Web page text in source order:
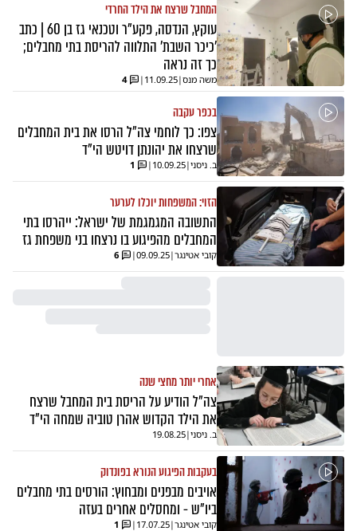
המחבל שרצח את הילד החרדי
עוקץ, הנדסה, פקע"ר וטכנאי גז בן 60 | כתב
'כיכר השבת' התלווה להריסת בתי מחבלים;
כך זה נראה
משה מנס|
11.09.25
|
4
בכפר עקבה
צפו: כך לוחמי צה"ל הרסו את בית המחבלים
שרצחו את יהונתן דויטש הי"ד
ב. ניסני|
10.09.25
|
1
הזוי: המשפחות יוכלו לערער
התשובה המגמגמת של ישראל: ייהרסו בתי
המחבלים מהפיגוע בו נרצחו בני משפחת גז
קובי אטינגר|
09.09.25
|
6
אחרי יותר מחצי שנה
צה"ל הודיע על הריסת בית המחבל שרצח
את הילד הקדוש אהרן טוביה שמחה הי"ד
ב. ניסני|
19.08.25
בעקבות הפיגוע הנורא בפונדוק
אויבים מבפנים ומבחוץ: הורסים בתי מחבלים
ביו"ש - ומחסלים אחרים בעזה
קובי אטינגר|
17.07.25
|
1